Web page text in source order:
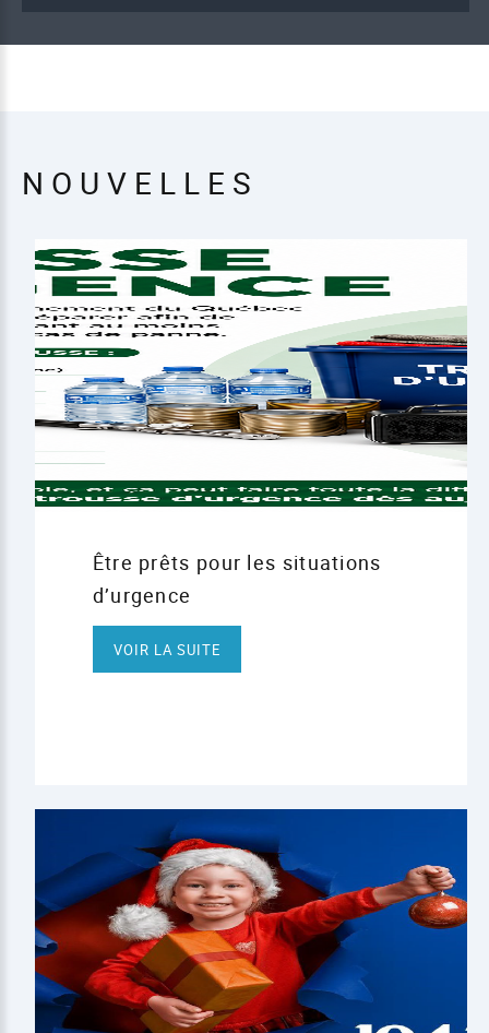
NOUVELLES
Être prêts pour les situations
d’urgence
VOIR LA SUITE